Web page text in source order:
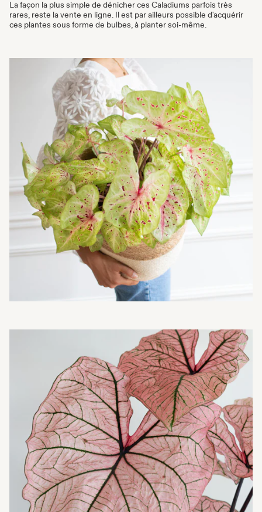
La façon la plus simple de dénicher ces Caladiums parfois très
rares, reste la vente en ligne. Il est par ailleurs possible d'acquérir
ces plantes sous forme de bulbes, à planter soi-même.